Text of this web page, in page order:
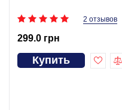
2 отзывов
299.0 грн
Купить